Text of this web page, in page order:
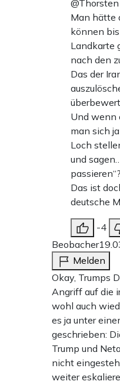
@Thorsten
Man hätte
können
Landkarte
nach den
Das der
Und wenn
man sich
Loch
und
Das ist
deutsche
-4
Beobacher
Melden
Okay, Trumps
Angriff auf die
wohl auch
es ja unter
geschrieben:
Trump und
nicht
weiter